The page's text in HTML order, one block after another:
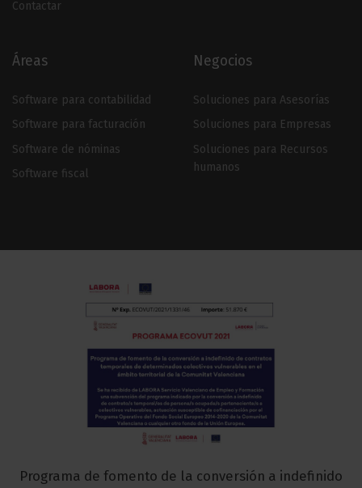
Contactar
Áreas
Software para contabilidad
Software para facturación
Software de nóminas
Software fiscal
Negocios
Soluciones para Asesorías
Soluciones para Empresas
Soluciones para Recursos
humanos
Programa de fomento de la conversión a indefinido